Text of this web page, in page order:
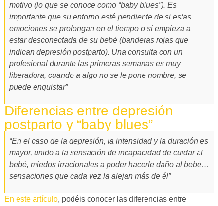
motivo (lo que se conoce como “baby blues”). Es
importante que su entorno esté pendiente de si estas
emociones se prolongan en el tiempo o si empieza a
estar desconectada de su bebé (banderas rojas que
indican depresión postparto). Una consulta con un
profesional durante las primeras semanas es muy
liberadora, cuando a algo no se le pone nombre, se
puede enquistar”
Diferencias entre depresión
postparto y “baby blues”
“En el caso de la depresión, la intensidad y la duración es
mayor, unido a la sensación de incapacidad de cuidar al
bebé, miedos irracionales a poder hacerle daño al bebé…
sensaciones que cada vez la alejan más de él”
En este artículo, podéis conocer las diferencias entre